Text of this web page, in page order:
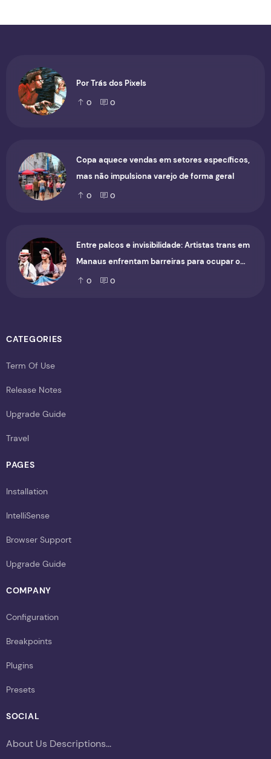
Por Trás dos Pixels
0 0
Copa aquece vendas em setores específicos,
mas não impulsiona varejo de forma geral
0 0
Entre palcos e invisibilidade: Artistas trans em
Manaus enfrentam barreiras para ocupar o
cenário cultural
0 0
CATEGORIES
Term Of Use
Release Notes
Upgrade Guide
Travel
PAGES
Installation
IntelliSense
Browser Support
Upgrade Guide
COMPANY
Configuration
Breakpoints
Plugins
Presets
SOCIAL
About Us Descriptions...